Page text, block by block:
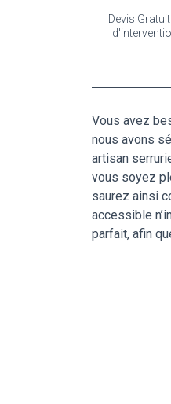
Devis
Vous avez
nous avons
artisan
vous soyez
saurez ainsi
accessible
parfait, afin